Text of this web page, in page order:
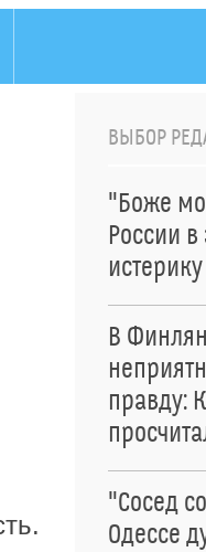
ВЫБОР
"Боже
России
В
правду:
"Сосед
Одессе